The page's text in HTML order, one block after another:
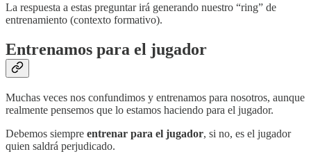
La respuesta a estas preguntar irá generando nuestro “ring” de
entrenamiento (contexto formativo).
Entrenamos para el jugador
Muchas veces nos confundimos y entrenamos para nosotros, aunque
realmente pensemos que lo estamos haciendo para el jugador.
Debemos siempre entrenar para el jugador, si no, es el jugador
quien saldrá perjudicado.